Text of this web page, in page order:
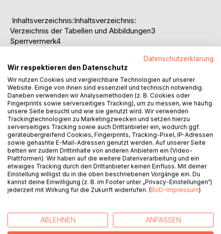
Inhaltsverzeichnis:Inhaltsverzeichnis:
Verzeichnis der Tabellen und Abbildungen3
Sperrvermerk4
1.Untersuchungsmethode5
2.Untersuchungszeitraum5
3.Formaler Hinweis zur Zitierweise von Internetquellen5
4.Allgemeine Hinweise und Haftungsausschluss6
II.GROWN-UP INTERNET - Durch Marktforschungs-
Standards und transparente Onlinewerbung zum etablierten
Werbemedium7
1.Einleitung7
2.Problemstellung13
3.Inhaltliche Angebote und Zielgruppen der untersuchten
Portale20
3.1Zur Auswahl der untersuchten Portale20
3.2Die Portale im Einzelnen21
3.3Kurzer Vergleich der Soziodemographie34
marketing35
5.Verfahren zur Messung von Reichweiten und
Datenschutzerklärung
Wir respektieren den Datenschutz
Wir nutzen Cookies und vergleichbare Technologien auf unserer
Website. Einige von ihnen sind essenziell und technisch notwendig.
Daneben verwenden wir Analysemethoden (z. B. Cookies oder
Fingerprints sowie serverseitiges Tracking), um zu messen, wie häufig
unsere Seite besucht und wie sie genutzt wird. Wir verwenden
Trackingtechnologien zu Marketingzwecken und setzen hierzu
serverseitiges Tracking sowie auch Drittanbieter ein, wodurch ggf.
geräteübergreifend Cookies, Fingerprints, Tracking-Pixel, IP-Adressen
sowie gehashte E-Mail-Adressen genutzt werden. Auf unserer Seite
betten wir zudem Drittinhalte von anderen Anbietern ein (Video-
Plattformen). Wir haben auf die weitere Datenverarbeitung und ein
etwaiges Tracking durch den Drittanbieter keinen Einfluss. Mit deiner
Einstellung willigst du in die oben beschriebenen Vorgänge ein. Du
kannst deine Einwilligung (z. B. im Footer unter „Privacy-Einstellungen“)
jederzeit mit Wirkung für die Zukunft widerrufen. (BoD-Impressum)
ABLEHNEN ANPASSEN